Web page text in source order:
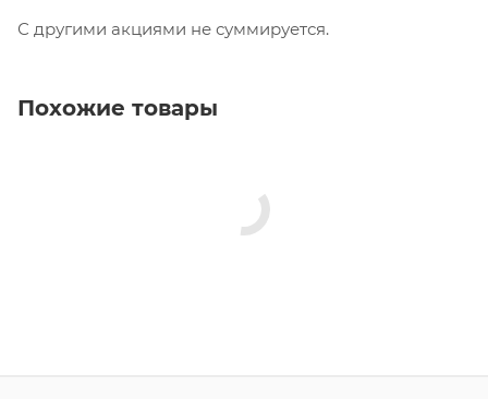
С другими акциями не суммируется.
Похожие товары